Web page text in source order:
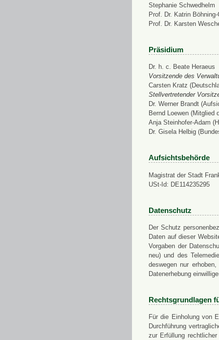
Stephanie Schwedhelm
Prof. Dr. Katrin
Prof. Dr. Karsten
Präsidium
Dr. h. c. Beate Heraeus
Vorsitzende des
Carsten Kratz
Stellvertretender
Dr. Werner Brandt
Bernd Loewen (Mitglied
Anja Steinhofer-Adam
Dr. Gisela Helbig
Aufsichtsbehörde
Magistrat der Stadt
USt-Id: DE114235295
Datenschutz
Der Schutz
Daten auf dieser
Vorgaben der
neu) und des
deswegen nur
Datenerhebung
Rechtsgrundlagen
Für die Einholung von
Durchführung
zur Erfüllung